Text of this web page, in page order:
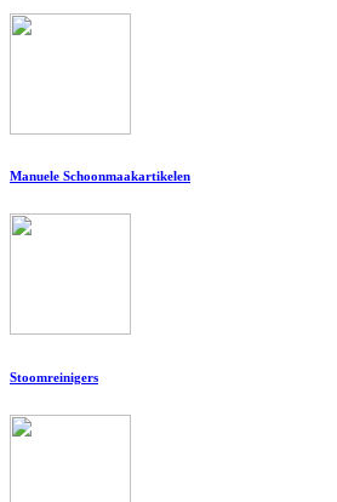
Manuele Schoonmaakartikelen
Stoomreinigers